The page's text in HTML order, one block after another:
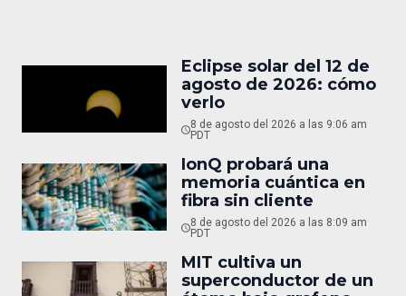
Eclipse solar del 12 de
agosto de 2026: cómo
verlo
8 de agosto del 2026 a las 9:06 am
PDT
IonQ probará una
memoria cuántica en
fibra sin cliente
8 de agosto del 2026 a las 8:09 am
PDT
MIT cultiva un
superconductor de un